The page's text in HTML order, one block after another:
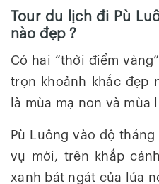
Tour du lịch đi Pù
nào đẹp ?
Có hai “thời điểm
trọn khoảnh khắc đẹp
là mùa mạ non và mùa
Pù Luông vào độ
vụ mới, trên khắp
xanh bát ngát của lúa